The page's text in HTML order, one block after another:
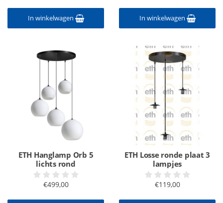
In winkelwagen In winkelwagen
ETH Hanglamp Orb 5
lichts rond
€499,00
ETH Losse ronde plaat 3
lampjes
€119,00